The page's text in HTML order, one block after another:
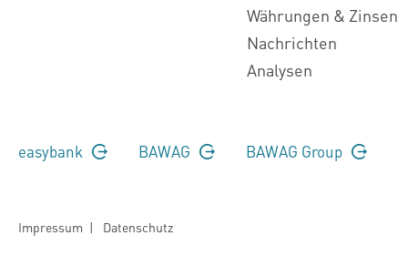
Währungen & Zinsen
Nachrichten
Analysen
easybank BAWAG BAWAG Group
Impressum | Datenschutz